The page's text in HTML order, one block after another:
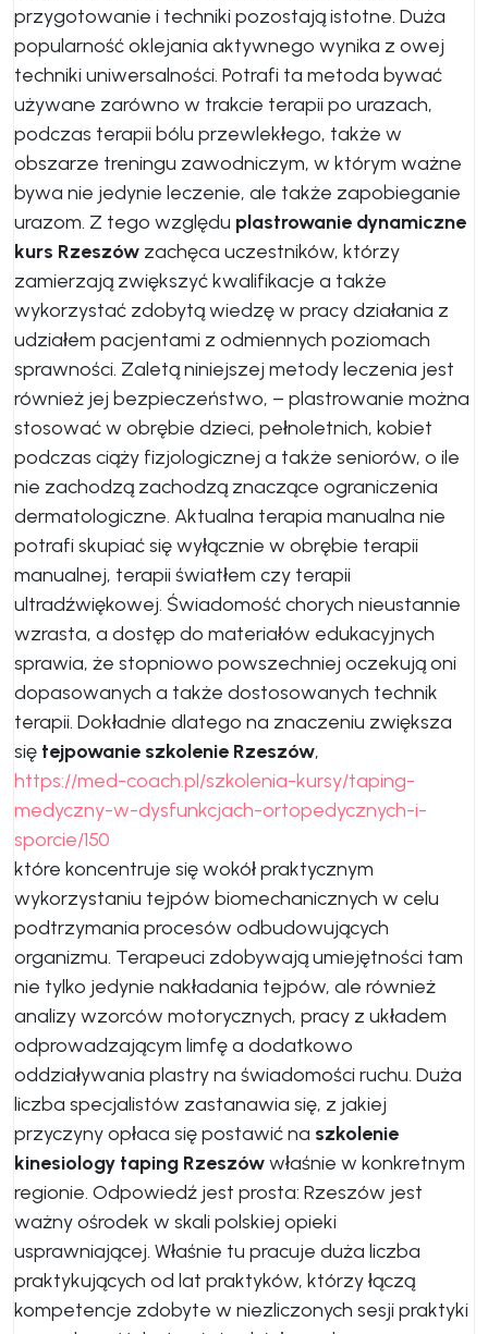
przygotowanie i techniki pozostają istotne. Duża
popularność oklejania aktywnego wynika z owej
techniki uniwersalności. Potrafi ta metoda bywać
używane zarówno w trakcie terapii po urazach,
podczas terapii bólu przewlekłego, także w
obszarze treningu zawodniczym, w którym ważne
bywa nie jedynie leczenie, ale także zapobieganie
urazom. Z tego względu plastrowanie dynamiczne
kurs Rzeszów zachęca uczestników, którzy
zamierzają zwiększyć kwalifikacje a także
wykorzystać zdobytą wiedzę w pracy działania z
udziałem pacjentami z odmiennych poziomach
sprawności. Zaletą niniejszej metody leczenia jest
również jej bezpieczeństwo, – plastrowanie można
stosować w obrębie dzieci, pełnoletnich, kobiet
podczas ciąży fizjologicznej a także seniorów, o ile
nie zachodzą zachodzą znaczące ograniczenia
dermatologiczne. Aktualna terapia manualna nie
potrafi skupiać się wyłącznie w obrębie terapii
manualnej, terapii światłem czy terapii
ultradźwiękowej. Świadomość chorych nieustannie
wzrasta, a dostęp do materiałów edukacyjnych
sprawia, że stopniowo powszechniej oczekują oni
dopasowanych a także dostosowanych technik
terapii. Dokładnie dlatego na znaczeniu zwiększa
się tejpowanie szkolenie Rzeszów,
https://med-coach.pl/szkolenia-kursy/taping-
medyczny-w-dysfunkcjach-ortopedycznych-i-
sporcie/150
które koncentruje się wokół praktycznym
wykorzystaniu tejpów biomechanicznych w celu
podtrzymania procesów odbudowujących
organizmu. Terapeuci zdobywają umiejętności tam
nie tylko jedynie nakładania tejpów, ale również
analizy wzorców motorycznych, pracy z układem
odprowadzającym limfę a dodatkowo
oddziaływania plastry na świadomości ruchu. Duża
liczba specjalistów zastanawia się, z jakiej
przyczyny opłaca się postawić na szkolenie
kinesiology taping Rzeszówwłaśnie w konkretnym
regionie. Odpowiedź jest prosta: Rzeszów jest
ważny ośrodek w skali polskiej opieki
usprawniającej. Właśnie tu pracuje duża liczba
praktykujących od lat praktyków, którzy łączą
kompetencje zdobyte w niezliczonych sesji praktyki